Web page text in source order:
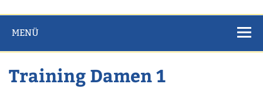
MENÜ
Training Damen 1